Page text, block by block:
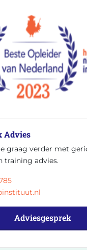
Advies
graag verder met
training advies.
Adviesgesprek